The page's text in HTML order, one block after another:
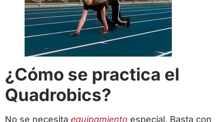
¿Cómo se practica el
Quadrobics?
No se necesita equipamiento especial. Basta con